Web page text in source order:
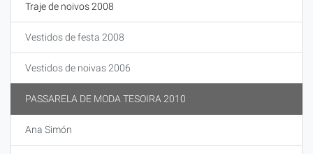
Traje de noivos 2008
Vestidos de festa 2008
Vestidos de noivas 2006
PASSARELA DE MODA TESOIRA 2010
Ana Simón